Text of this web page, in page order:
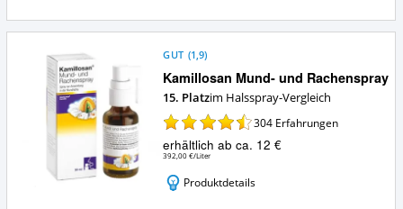
Halsspray?
Kamillosan Mund- und Rachenspray
GUT (1,9)
15. Platzim Halsspray-Vergleich
304 Erfahrungen
erhältlich ab ca. 12 €
392,00 €/Liter
Produktdetails